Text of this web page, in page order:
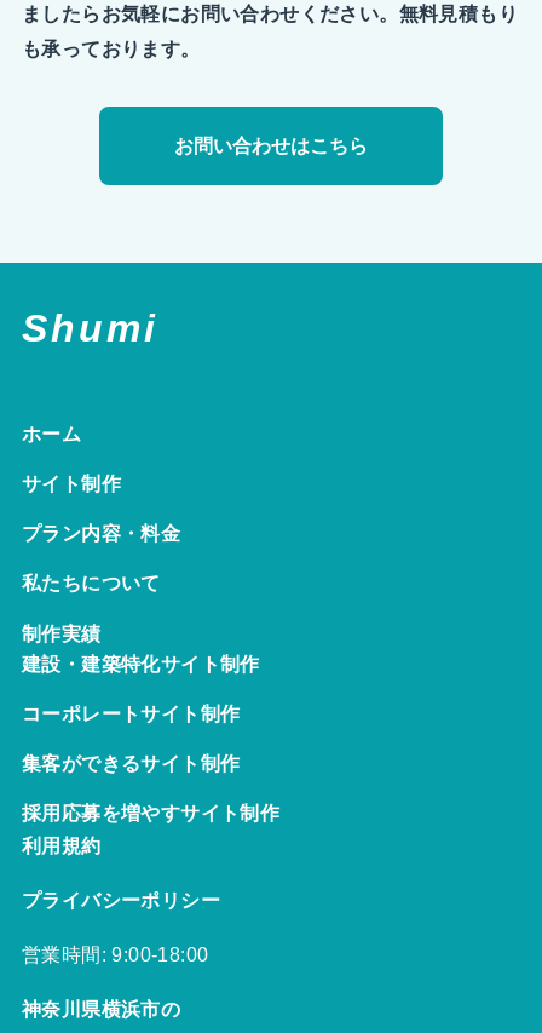
ましたらお気軽にお問い合わせください。無料見積もり
も承っております。
お問い合わせはこちら
Shumi
ホーム
サイト制作
プラン内容・料金
私たちについて
制作実績
建設・建築特化サイト制作
コーポレートサイト制作
集客ができるサイト制作
採用応募を増やすサイト制作
利用規約
プライバシーポリシー
営業時間: 9:00-18:00
神奈川県横浜市の